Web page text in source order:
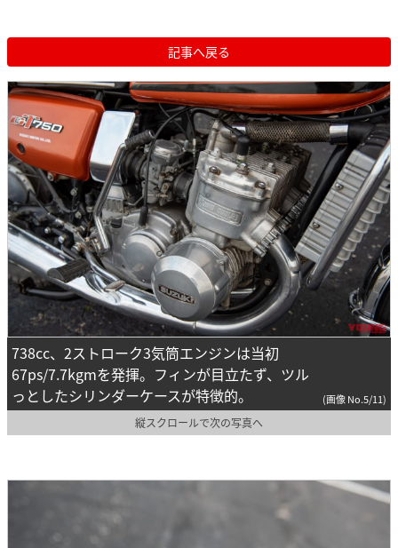
記事へ戻る
738cc、2ストローク3気筒エンジンは当初
67ps/7.7kgmを発揮。フィンが目立たず、ツル
っとしたシリンダーケースが特徴的。
(画像 No.5/11)
縦スクロールで次の写真へ